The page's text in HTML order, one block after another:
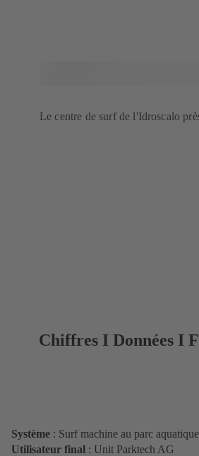
Le centre de surf de l'Idroscalo
Chiffres I Données I
Système : Surf machine au parc
Utilisateur final : Unit Parktech AG